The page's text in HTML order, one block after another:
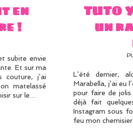
en
!
subite envie
Et sur ma
couture, j’ai
matelassé
sur le…
TUTO
un
L’été dernier,
Marabella, j’ai eu
pour faire de jolis
déjà fait
Instagram sous
feu mon chemisier